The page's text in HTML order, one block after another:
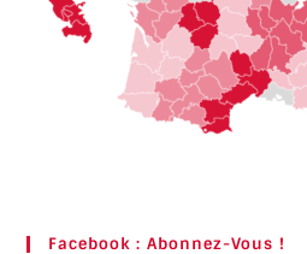
Facebook : Abonnez-Vous !